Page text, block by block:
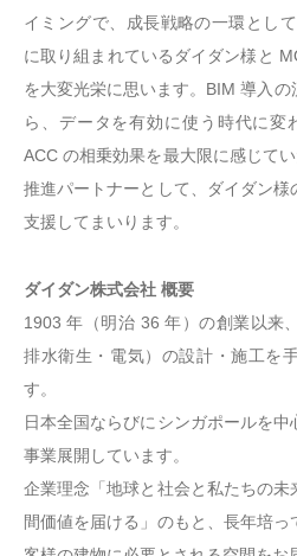
イミングで、成長戦略の一環とし
に取り組まれているダイダン様と
を大変光栄に思います。BIM 導入
ら、データを有効に使う時代に変
ACC の相乗効果を最大限に感じて
推進パートナーとして、ダイダン
支援してまいります。
ダイダン株式会社 概要
1903 年（明治 36 年）の創業以来
排水衛生・電気）の設計・施工を
す。
日本全国ならびにシンガポールを
事業展開しています。
企業理念「地球と社会と私たちの
間価値を届ける」のもと、長年培